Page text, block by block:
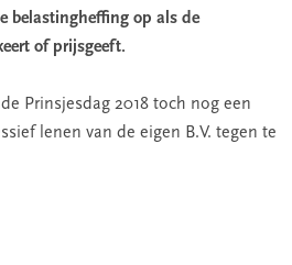
belastingheffing op als de
of prijsgeeft.
Prinsjesdag 2018 toch nog een
lenen van de eigen B.V. tegen te